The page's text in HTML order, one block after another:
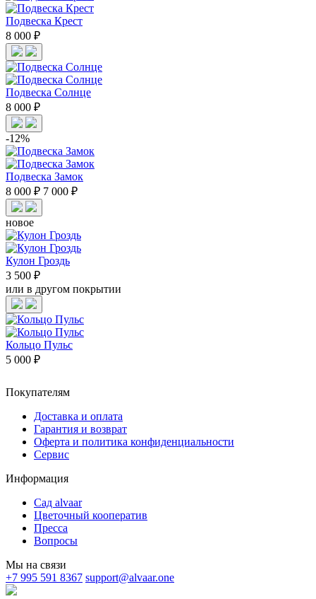
Подвеска Крест
8 000 ₽
Подвеска Солнце
8 000 ₽
-12%
Подвеска Замок
8 000 ₽ 7 000 ₽
новое
Кулон Гроздь
3 500 ₽
или в другом покрытии
Кольцо Пульс
5 000 ₽
Покупателям
Доставка и оплата
Гарантия и возврат
Оферта и политика конфиденциальности
Сервис
Информация
Сад alvaar
Цветочный кооператив
Пресса
Вопросы
Мы на связи
+7 995 591 8367 support@alvaar.one